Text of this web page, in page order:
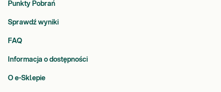
Punkty Pobrań
Sprawdź wyniki
FAQ
Informacja o dostępności
O e-Sklepie